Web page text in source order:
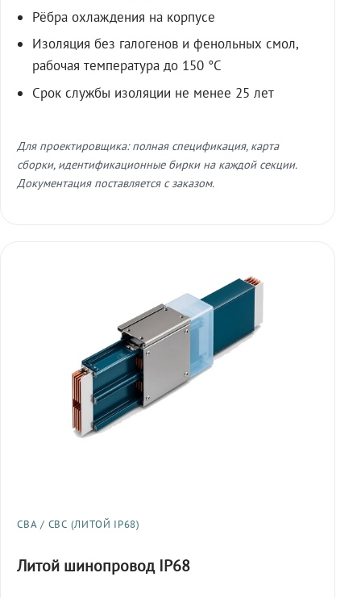
Рёбра охлаждения на корпусе
Изоляция без галогенов и фенольных смол,
рабочая температура до 150 °C
Срок службы изоляции не менее 25 лет
Для проектировщика: полная спецификация, карта
сборки, идентификационные бирки на каждой секции.
Документация поставляется с заказом.
СВА / СВС (ЛИТОЙ IP68)
Литой шинопровод IP68